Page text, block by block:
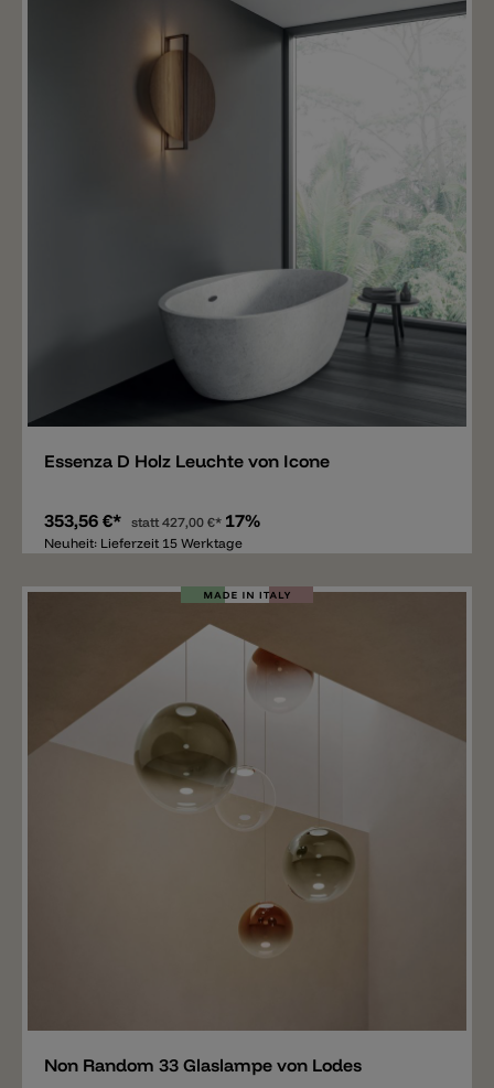
Merken
Essenza D Holz Leuchte von Icone
353,56 €* statt427,00 €* 17%
Neuheit: Lieferzeit 15 Werktage
Non Random 33 Glaslampe von Lodes